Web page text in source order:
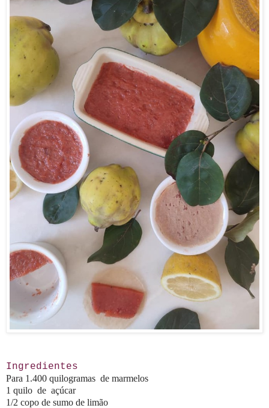
Ingredientes
Para 1.400 quilogramas de marmelos
1 quilo de açúcar
1/2 copo de sumo de limão